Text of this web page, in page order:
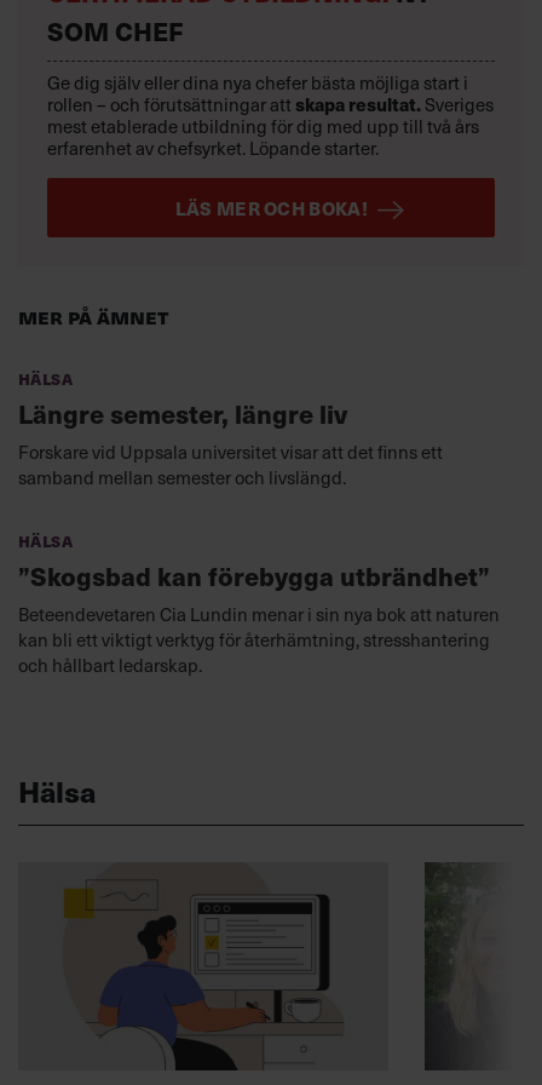
Mer på ämnet
Hälsa
Längre semester, längre liv
Forskare vid Uppsala universitet visar att det finns ett
samband mellan semester och livslängd.
Hälsa
”Skogsbad kan förebygga utbrändhet”
Beteendevetaren Cia Lundin menar i sin nya bok att naturen
kan bli ett viktigt verktyg för återhämtning, stresshantering
och hållbart ledarskap.
SOM CHEF
Ge dig själv eller dina nya chefer bästa möjliga start i
rollen – och förutsättningar att skapa resultat. Sveriges
mest etablerade utbildning för dig med upp till två års
erfarenhet av chefsyrket. Löpande starter.
LÄS MER OCH BOKA!
Hälsa